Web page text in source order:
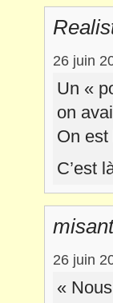
26 juin
Un «
on
On
C’est
26 juin
«